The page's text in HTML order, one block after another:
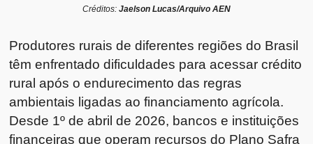
Créditos: Jaelson Lucas/Arquivo AEN
Produtores rurais de diferentes regiões do Brasil
têm enfrentado dificuldades para acessar crédito
rural após o endurecimento das regras
ambientais ligadas ao financiamento agrícola.
Desde 1º de abril de 2026, bancos e instituições
financeiras que operam recursos do Plano Safra